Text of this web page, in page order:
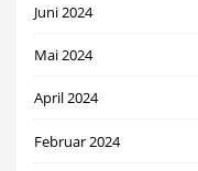
Juni 2024
Mai 2024
April 2024
Februar 2024